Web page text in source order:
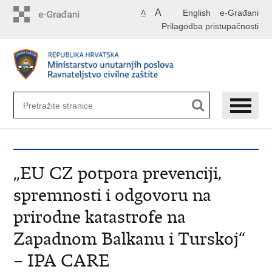
English e-Građani
A A
Prilagodba pristupačnosti
„EU CZ potpora prevenciji,
spremnosti i odgovoru na
prirodne katastrofe na
Zapadnom Balkanu i Turskoj“
– IPA CARE